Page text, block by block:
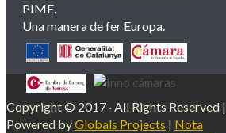
PIME.
Una manera de fer Europa.
Copyright © 2017 · All Rights Reserved |
Powered byGlobals Projects | Nota